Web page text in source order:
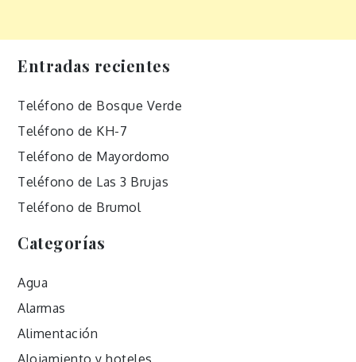
Entradas recientes
Teléfono de Bosque Verde
Teléfono de KH-7
Teléfono de Mayordomo
Teléfono de Las 3 Brujas
Teléfono de Brumol
Categorías
Agua
Alarmas
Alimentación
Alojamiento y hoteles